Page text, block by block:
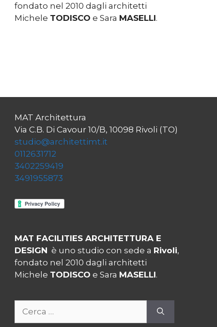
fondato nel 2010 dagli architetti
Michele TODISCO e Sara MASELLI.
MAT Architettura
Via C.B. Di Cavour 10/B, 10098 Rivoli (TO)
studio@architettimt.it
0112631712
3402259419
3491955873
MAT FACILITIES ARCHITETTURA E
DESIGN è uno studio con sede a Rivoli,
fondato nel 2010 dagli architetti
Michele TODISCO e Sara MASELLI.
per: